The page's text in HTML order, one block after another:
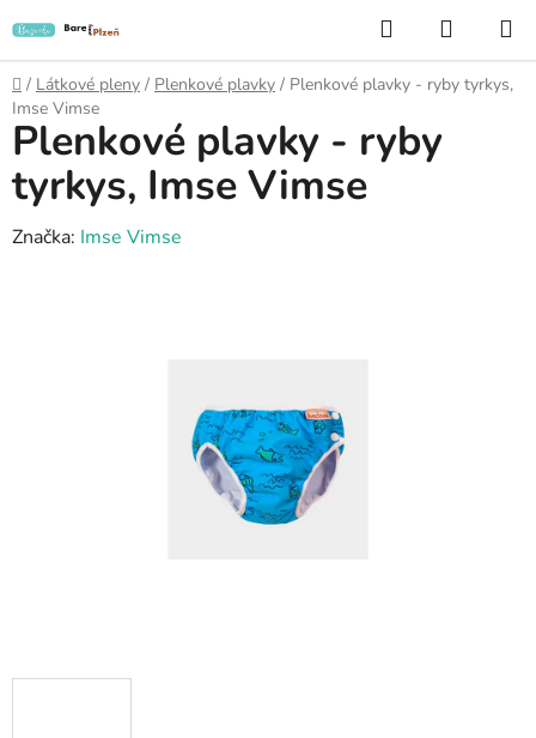
na
obsah
Hledat
KOŠÍK
Domů
/ Látkové pleny / Plenkové plavky / Plenkové plavky - ryby tyrkys,
Imse Vimse
Plenkové plavky - ryby
tyrkys, Imse Vimse
Značka: Imse Vimse